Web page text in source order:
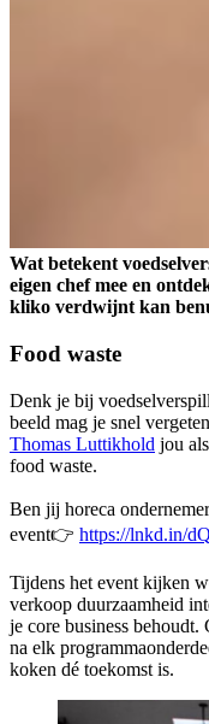
Wat betekent
eigen chef mee en
kliko verdwijnt kan
Food waste
Denk je bij
beeld mag je snel
Thomas Luttikhold jou
food waste.
Ben jij horeca
event👉 https://lnkd.in/
Tijdens het event kijken
verkoop duurzaamheid
je core business
na elk
koken dé toekomst is.